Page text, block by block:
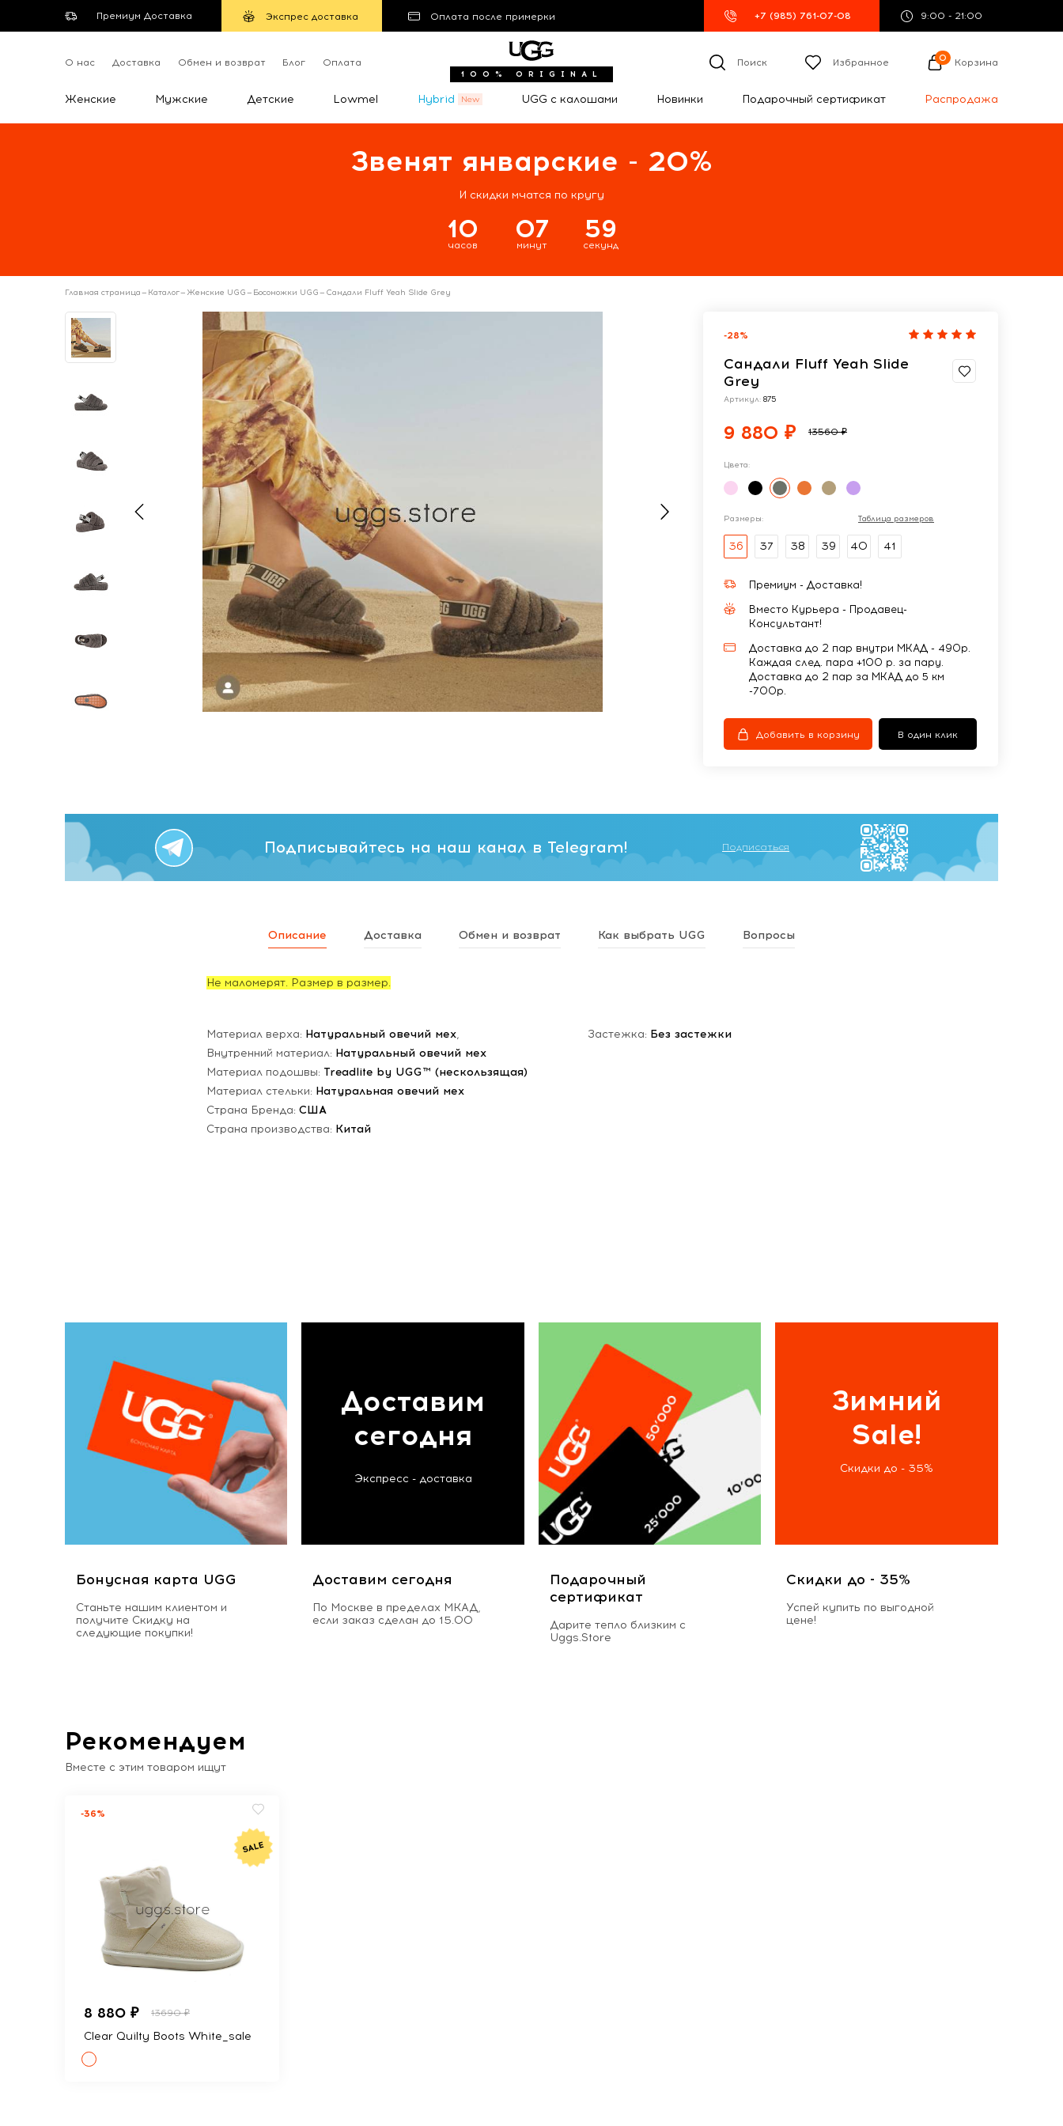
Премиум Доставка Экспрес доставка Оплата после примерки +7 (985) 761-07-08 9:00 - 21:00
О нас Доставка Обмен и возврат Блог Оплата
100% ORIGINAL
Поиск Избранное 0 Корзина
Женские Мужские Детские Lowmel Hybrid UGG с калошами Новинки Подарочный сертификат Распродажа
Звенят январские - 20%
И скидки мчатся по кругу
10
часов
07
минут
58
секунд
Главная страница— Каталог— Женские UGG— Босоножки UGG— Сандали Fluff Yeah Slide Grey
-28%
Сандали Fluff Yeah Slide
Grey
Артикул: 875
9 880 ₽ 13560 ₽
Цвета:
Размеры: Таблица размеров
36 37 38 39 40 41
Премиум - Доставка!
Вместо Курьера - Продавец-
Консультант!
Доставка до 2 пар внутри МКАД - 490р.
Каждая след. пара +100 р. за пару.
Доставка до 2 пар за МКАД до 5 км
-700р.
Добавить в корзину В один клик
Подписывайтесь на наш канал в Telegram! Подписаться
Описание Доставка Обмен и возврат Как выбрать UGG Вопросы
Не маломерят. Размер в размер.
Материал верха: Натуральный овечий мех,
Внутренний материал: Натуральный овечий мех
Материал подошвы: Treadlite by UGG™ (нескользящая)
Материал стельки: Натуральная овечий мех
Страна Бренда: США
Страна производства: Китай
Застежка: Без застежки
Бонусная карта UGG
Станьте нашим клиентом и
получите Скидку на
следующие покупки!
Доставим
сегодня
Экспресс - доставка
Доставим сегодня
По Москве в пределах МКАД,
если заказ сделан до 15.00
Подарочный
сертификат
Дарите тепло близким с
Uggs.Store
Зимний
Sale!
Скидки до - 35%
Скидки до - 35%
Успей купить по выгодной
цене!
Рекомендуем
Вместе с этим товаром ищут
-36%
8 880 ₽ 13690 ₽
Clear Quilty Boots White_sale